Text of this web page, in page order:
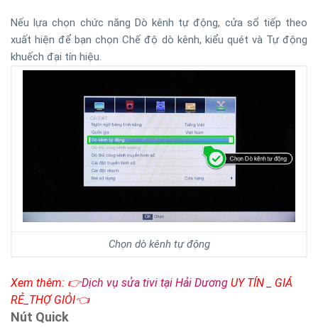
Nếu lựa chọn chức năng Dò kênh tự động, cửa sổ tiếp theo
xuất hiện để bạn chọn Chế độ dò kênh, kiểu quét và Tự động
khuếch đại tín hiệu.
Chọn dò kênh tự động
Xem thêm: 👉Dịch vụ sửa tivi tại Hải Dương UY TÍN _ GIÁ
RẺ_THỢ GIỎI👈
Nút Quick